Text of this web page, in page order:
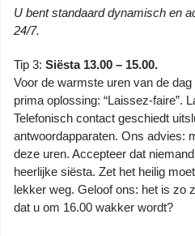
U bent standaard dynamisch en
24/7.
Tip 3: Siësta 13.00 – 15.00.
Voor de warmste uren van de
prima oplossing: “Laissez-faire”.
Telefonisch contact geschiedt
antwoordapparaten. Ons advies:
deze uren. Accepteer dat
heerlijke siësta. Zet het heilig
lekker weg. Geloof ons: het is zo
dat u om 16.00 wakker wordt?